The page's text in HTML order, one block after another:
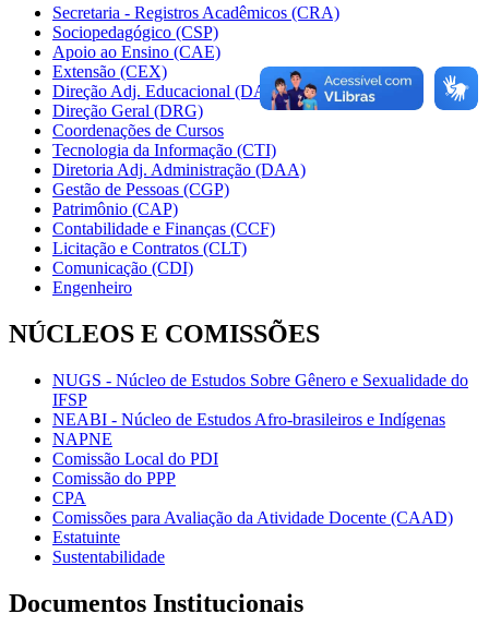
Secretaria - Registros Acadêmicos (CRA)
Sociopedagógico (CSP)
Apoio ao Ensino (CAE)
Extensão (CEX)
Direção Adj. Educacional (DAE)
Direção Geral (DRG)
Coordenações de Cursos
Tecnologia da Informação (CTI)
Diretoria Adj. Administração (DAA)
Gestão de Pessoas (CGP)
Patrimônio (CAP)
Contabilidade e Finanças (CCF)
Licitação e Contratos (CLT)
Comunicação (CDI)
Engenheiro
NÚCLEOS E COMISSÕES
NUGS - Núcleo de Estudos Sobre Gênero e Sexualidade do
IFSP
NEABI - Núcleo de Estudos Afro-brasileiros e Indígenas
NAPNE
Comissão Local do PDI
Comissão do PPP
CPA
Comissões para Avaliação da Atividade Docente (CAAD)
Estatuinte
Sustentabilidade
Documentos Institucionais